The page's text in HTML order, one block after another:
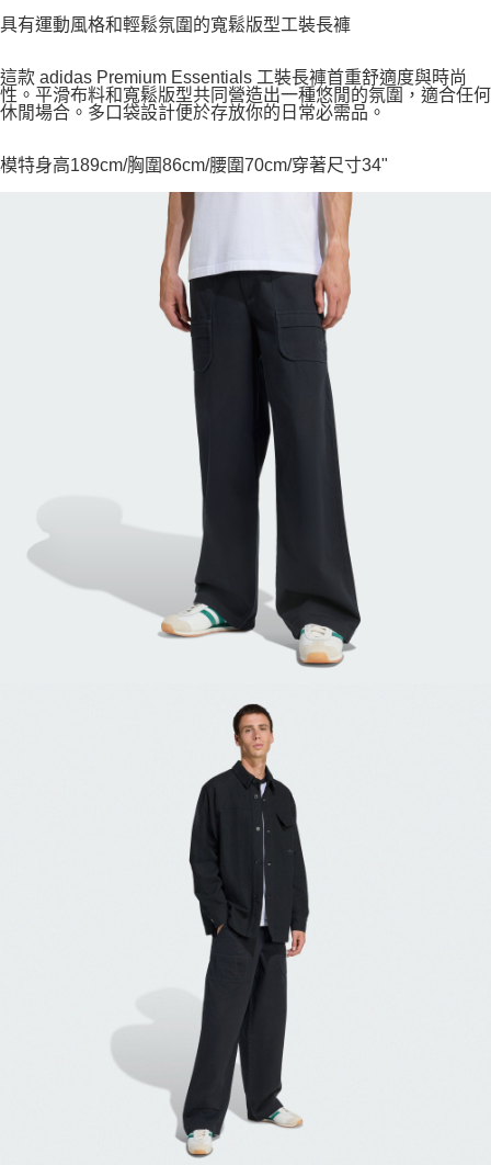
具有運動風格和輕鬆氛圍的寬鬆版型工裝長褲
這款 adidas Premium Essentials 工裝長褲首重舒適度與時尚
性。平滑布料和寬鬆版型共同營造出一種悠閒的氛圍，適合任何
休閒場合。多口袋設計便於存放你的日常必需品。
模特身高189cm/胸圍86cm/腰圍70cm/穿著尺寸34"